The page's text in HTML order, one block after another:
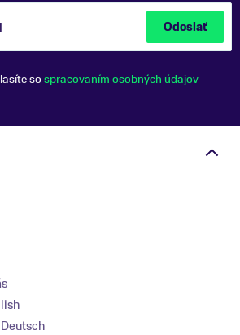
Odoslať
sospracovaním osobných údajov